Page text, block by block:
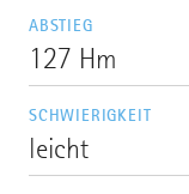
ABSTIEG
127 Hm
SCHWIERIGKEIT
leicht